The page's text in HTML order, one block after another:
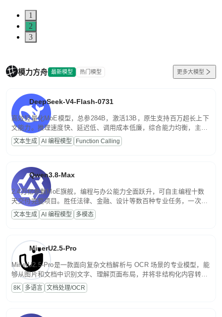
1
2
3
模力方舟 最新模型 热门模型 更多大模型
DeepSeek-V4-Flash-0731
高效轻量化MoE模型，总参284B，激活13B，原生支持百万超长上下
文能力。推理速度快、延迟低、调用成本低廉，综合能力均衡，主打
高并发、轻量化任务，适合日常对话、内容创作、基础 RAG、批量
文案处理等普惠刚需场景。
文本生成 AI 编程模型 Function Calling
Qwen3.8-Max
2.4万亿参数MoE旗舰，编程与办公能力全面跃升，可自主编程十数
天交付完整项目。胜任法律、金融、设计等数百种专业任务，一次对
话端到端交付生产级成果。原生视觉理解贯穿规划、执行与验证全流
程，支持超长文档与长视频的深度语义解析。长程任务中自主规划与
文本生成 AI 编程模型 多模态
MinerU2.5-Pro
MinerU2.5-Pro是一款面向复杂文档解析与 OCR 场景的专业模型，能
够从图片和文档中识别文字、理解页面布局，并将非结构化内容转换
为便于存储、检索和二次处理的结构化结果。
8K 多语言 文档处理/OCR